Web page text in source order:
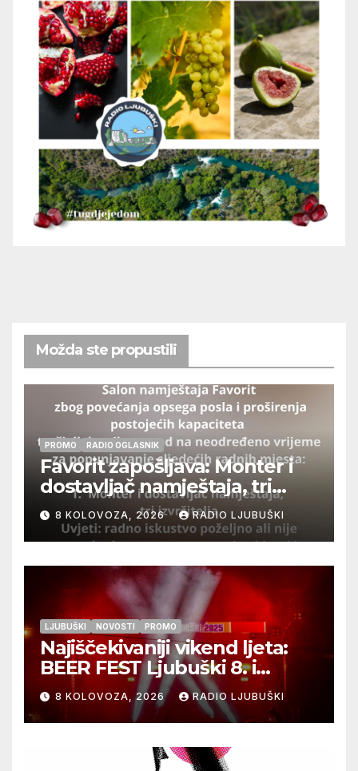
Možda ste propustili
PROMO RADIO OGLASNIK
Favorit zapošljava: Monter i
dostavljač namještaja, tri
izvršitelja
8 KOLOVOZA, 2026 RADIO LJUBUŠKI
LJUBUŠKI NOVOSTI PROMO
Najiščekivaniji vikend ljeta:
BEER FEST Ljubuški 8. i
9.kolovoza
8 KOLOVOZA, 2026 RADIO LJUBUŠKI